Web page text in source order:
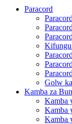
Paracord
Kifungu
Golw
Kamba za
Kamba
Kamba
Kamba